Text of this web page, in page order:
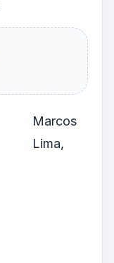
Marcos
Lima,